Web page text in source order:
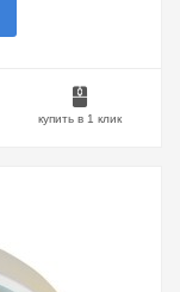
купить в 1 клик